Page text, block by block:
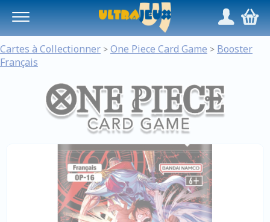
/,
Cartes à Collectionner > One Piece Card Game > Booster
Français